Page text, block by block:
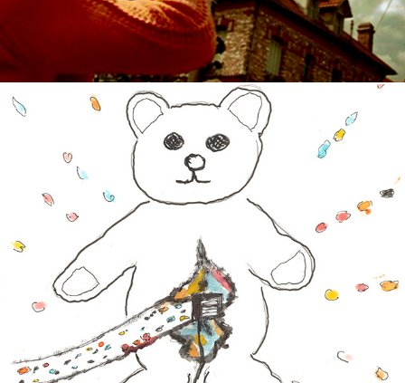
2018